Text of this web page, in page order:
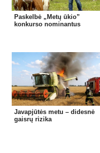
Paskelbė „Metų ūkio”
konkurso nominantus
Javapjūtės metu – didesnė
gaisrų rizika